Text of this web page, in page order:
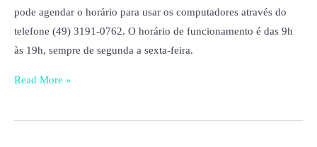
pode agendar o horário para usar os computadores através do
telefone (49) 3191-0762. O horário de funcionamento é das 9h
às 19h, sempre de segunda a sexta-feira.
Read More »